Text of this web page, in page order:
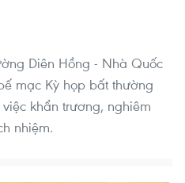
Diên Hồng - Nhà Quốc
mạc Kỳ họp bất thường
khẩn trương, nghiêm
nhiệm.